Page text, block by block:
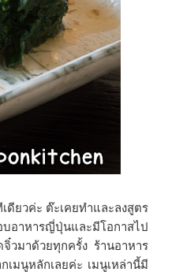
ดียวค่ะ ต๊ะเคยทำและลงสูตร
อาหารญี่ปุ่นและมีโอกาสไป
วมาด้วยทุกครั้ง ร้านอาหาร
มนูหลักเลยค่ะ เมนูเหล่านี้มี